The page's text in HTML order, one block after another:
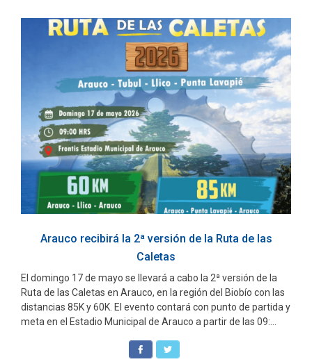
Arauco recibirá la 2ª versión de la Ruta de las
Caletas
El domingo 17 de mayo se llevará a cabo la 2ª versión de la
Ruta de las Caletas en Arauco, en la región del Biobío con las
distancias 85K y 60K. El evento contará con punto de partida y
meta en el Estadio Municipal de Arauco a partir de las 09:...